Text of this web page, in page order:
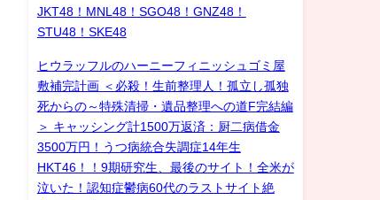
JKT48！MNL48！SGO48！GNZ48！
STU48！SKE48
ヒウラッフルのハーニーフィニッシュゴミ屋
敷補完計画 ＜必殺！生前整理人！孤立し孤独
死からの～特殊清掃・遺品整理への道F完結編
＞ キャッシング計1500万返済：厨二病借金
3500万円！うつ病統合失調症14年生
HKT46！！9期研究生、最後のサイト！全米が
泣いた！認知症鬱病60代のラストサイト絶